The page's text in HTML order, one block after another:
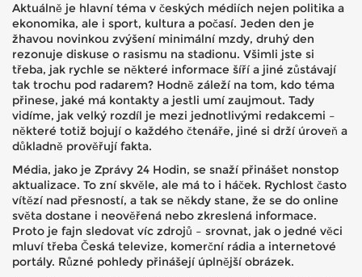
Aktuálně je hlavní téma v českých médiích nejen politika a
ekonomika, ale i sport, kultura a počasí. Jeden den je
žhavou novinkou zvýšení minimální mzdy, druhý den
rezonuje diskuse o rasismu na stadionu. Všimli jste si
třeba, jak rychle se některé informace šíří a jiné zůstávají
tak trochu pod radarem? Hodně záleží na tom, kdo téma
přinese, jaké má kontakty a jestli umí zaujmout. Tady
vidíme, jak velký rozdíl je mezi jednotlivými redakcemi –
některé totiž bojují o každého čtenáře, jiné si drží úroveň a
důkladně prověřují fakta.
Média, jako je Zprávy 24 Hodin, se snaží přinášet nonstop
aktualizace. To zní skvěle, ale má to i háček. Rychlost často
vítězí nad přesností, a tak se někdy stane, že se do online
světa dostane i neověřená nebo zkreslená informace.
Proto je fajn sledovat víc zdrojů – srovnat, jak o jedné věci
mluví třeba Česká televize, komerční rádia a internetové
portály. Různé pohledy přinášejí úplnější obrázek.